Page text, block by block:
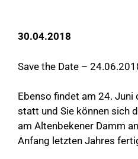
30.04.2018
Save the Date –
Ebenso findet am 24.
statt und Sie können sich
am Altenbekener Damm
Anfang letzten Jahres